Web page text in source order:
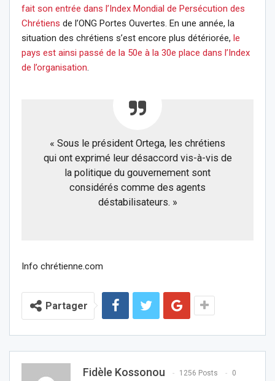
fait son entrée dans l’Index Mondial de Persécution des
Chrétiens de l’ONG Portes Ouvertes. En une année, la
situation des chrétiens s’est encore plus détériorée, le
pays est ainsi passé de la 50e à la 30e place dans l’Index
de l’organisation.
« Sous le président Ortega, les chrétiens
qui ont exprimé leur désaccord vis-à-vis de
la politique du gouvernement sont
considérés comme des agents
déstabilisateurs. »
Info chrétienne.com
Partager
Fidèle Kossonou 1256 Posts 0